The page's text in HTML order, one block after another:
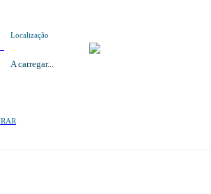
Localização
A carregar...